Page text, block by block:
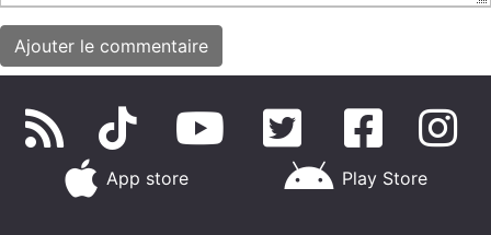
App store Play Store